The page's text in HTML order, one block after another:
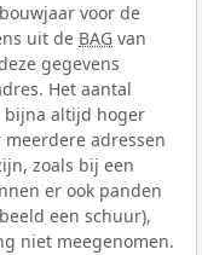
voor de
uit de BAG van
gegevens
Het aantal
bijna altijd hoger
adressen
zoals bij een
er ook panden
een schuur),
niet meegenomen.